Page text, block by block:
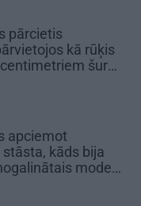
pārcietis
kā rūķis
šurpu
apciemot
kāds bija
modes